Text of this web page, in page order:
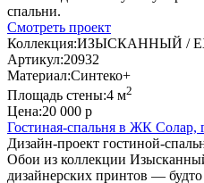
спальни.
Смотреть проект
Коллекция:ИЗЫСКАННЫЙ /
Артикул:20932
Материал:Синтеко+
Площадь стены:4 м2
Цена:20 000 р
Гостиная-спальня в ЖК Солар,
Дизайн-проект гостиной-
Обои из коллекции
дизайнерских принтов —